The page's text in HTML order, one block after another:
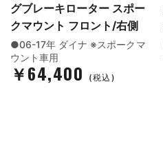
グブレーキローター スポー
クマウント フロント/右側
●06-17年 ダイナ ※スポークマ
ウント車用
￥64,400 (税込)